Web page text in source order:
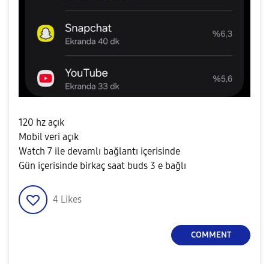
120 hz açık
Mobil veri açık
Watch 7 ile devamlı bağlantı içerisinde
Gün içerisinde birkaç saat buds 3 e bağlı
4 Likes
COMMENT